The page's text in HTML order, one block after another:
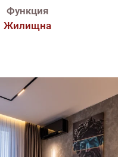
Функция
Жилищна